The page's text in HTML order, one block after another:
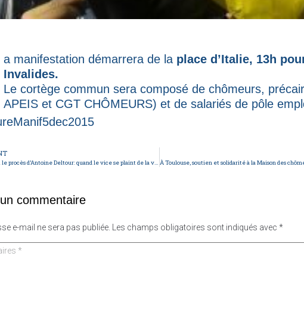
La manifestation démarrera de la place d’Italie, 13h
Invalides.
Le cortège commun sera composé de chômeurs,
APEIS et CGT CHÔMEURS) et de salariés de pôle
Luxleaks et le procès d’Antoine Deltour: quand le vice se plaint de la vertu!
commentaire
e-mail ne sera pas publiée. Les champs obligatoires sont indiqués avec *